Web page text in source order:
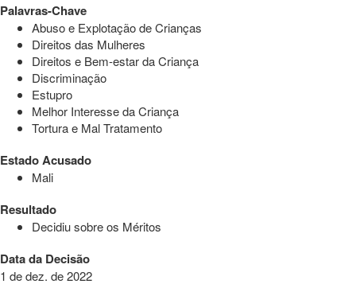
Palavras-Chave
Abuso e Explotação de Crianças
Direitos das Mulheres
Direitos e Bem-estar da Criança
Discriminação
Estupro
Melhor Interesse da Criança
Tortura e Mal Tratamento
Estado Acusado
Mali
Resultado
Decidiu sobre os Méritos
Data da Decisão
1 de dez. de 2022